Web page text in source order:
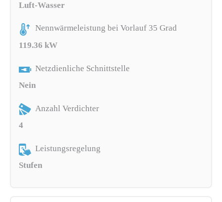
Luft-Wasser
Nennwärmeleistung bei Vorlauf 35 Grad
119.36 kW
Netzdienliche Schnittstelle
Nein
Anzahl Verdichter
4
Leistungsregelung
Stufen